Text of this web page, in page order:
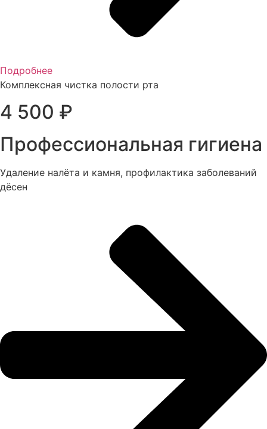
Подробнее
Комплексная чистка полости рта
4 500 ₽
Профессиональная гигиена
Удаление налёта и камня, профилактика заболеваний
дёсен